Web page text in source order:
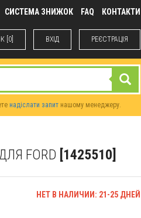
СИСТЕМА ЗНИЖОК FAQ КОНТАКТИ
[0] ВХIД РЕЄСТРАЦІЯ
надіслати запит нашому менеджеру.
FORD [1425510]
НЕТ В НАЛИЧИИ: 21-25 ДНЕЙ